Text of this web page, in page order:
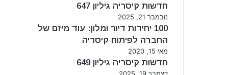
חדשות קיסריה גיליון 647
נובמבר 21, 2025
100 יחידות דיור ומלון: עוד מיזם של
החברה לפיתוח קיסריה
מאי 15, 2020
חדשות קיסריה גיליון 649